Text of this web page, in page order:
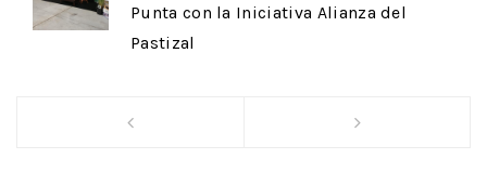
Punta con la Iniciativa Alianza del
Pastizal